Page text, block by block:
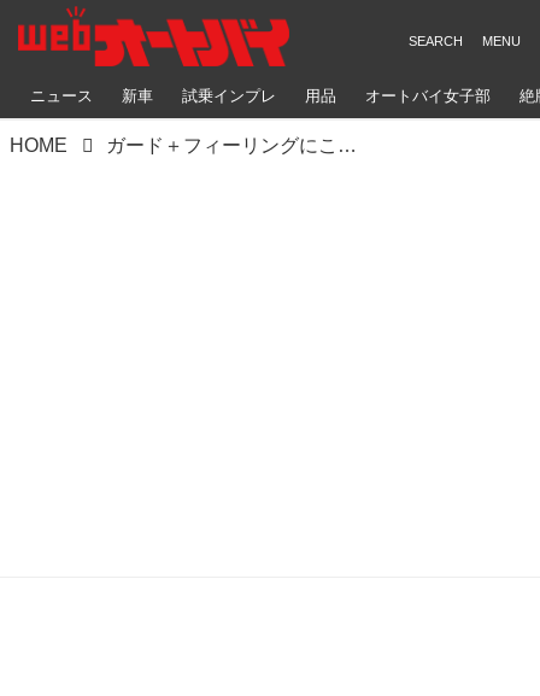
ニュース 新車 試乗インプレ 用品 オートバイ女子部 絶
HOME ガード＋フィーリングにこだわったレース向けハンドガード。秘密はその柔らかさ